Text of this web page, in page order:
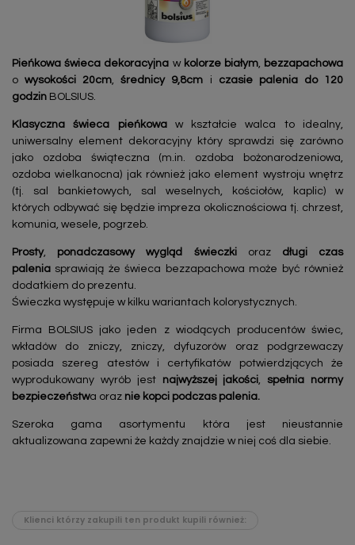
Pieńkowa świeca dekoracyjna w kolorze białym, bezzapachowa
owysokości 20cm,średnicy 9,8cm i czasie palenia do 120
godzin BOLSIUS.
Klasyczna świeca pieńkowa w kształcie walca to idealny,
uniwersalny element dekoracyjny który sprawdzi się zarówno
jako ozdoba świąteczna (m.in. ozdoba bożonarodzeniowa,
ozdoba wielkanocna) jak również jako element wystroju wnętrz
(tj. sal bankietowych, sal weselnych, kościołów, kaplic) w
których odbywać się będzie impreza okolicznościowa tj. chrzest,
komunia, wesele, pogrzeb.
Prosty, ponadczasowy wygląd świeczkiorazdługi czas
palenia sprawiają że świeca bezzapachowa może być również
dodatkiem do prezentu.
Świeczka występuje w kilku wariantach kolorystycznych.
Firma BOLSIUS jako jeden z wiodących producentów świec,
wkładów do zniczy, zniczy, dyfuzorów oraz podgrzewaczy
posiada szereg atestów i certyfikatów potwierdzjących że
wyprodukowany wyrób jest
najwyższej jakości,spełnia normy
bezpieczeństwa oraz nie kopci podczas palenia.
Szeroka gama asortymentu która jest nieustannie
aktualizowana zapewni że każdy znajdzie w niej coś dla siebie.
Klienci którzy zakupili ten produkt kupili również: